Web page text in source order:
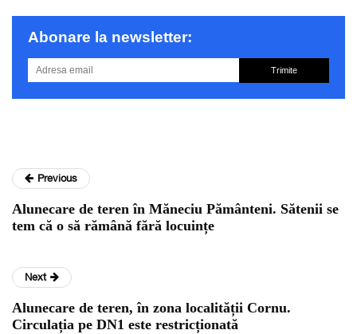
Abonare la newsletter:
Trimite
Previous
Alunecare de teren în Măneciu Pământeni. Sătenii se
tem că o să rămână fără locuințe
Next
Alunecare de teren, în zona localității Cornu.
Circulația pe DN1 este restricționată